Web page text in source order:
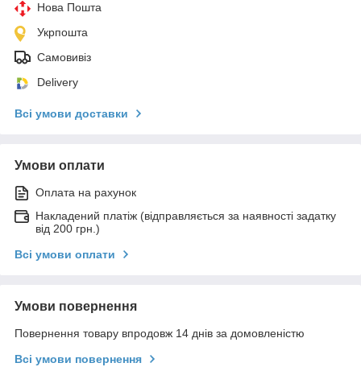
Нова Пошта
Укрпошта
Самовивіз
Delivery
Всі умови доставки
Умови оплати
Оплата на рахунок
Накладений платіж (відправляється за наявності задатку
від 200 грн.)
Всі умови оплати
Умови повернення
Повернення товару впродовж 14 днів за домовленістю
Всі умови повернення